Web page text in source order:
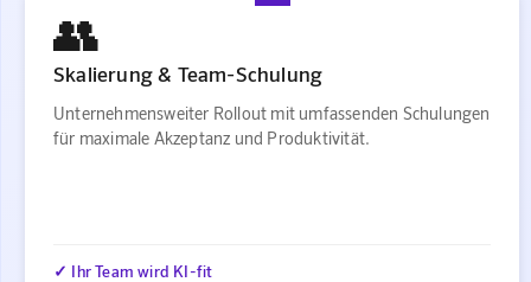
👥
Skalierung & Team-Schulung
Unternehmensweiter Rollout mit umfassenden Schulungen
für maximale Akzeptanz und Produktivität.
✓ Ihr Team wird KI-fit